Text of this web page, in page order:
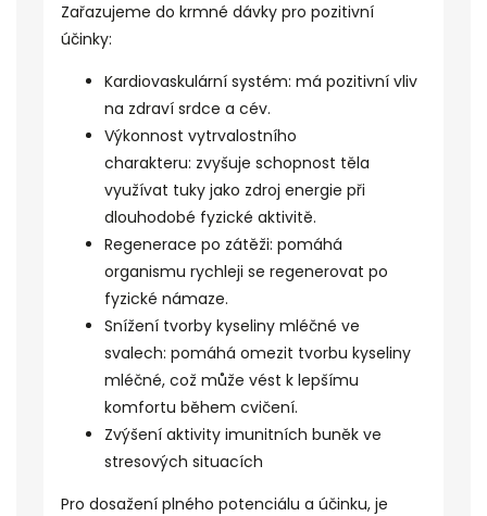
Zařazujeme do krmné dávky pro pozitivní
účinky:
Kardiovaskulární systém: má pozitivní vliv
na zdraví srdce a cév.
Výkonnost vytrvalostního
charakteru: zvyšuje schopnost těla
využívat tuky jako zdroj energie při
dlouhodobé fyzické aktivitě.
Regenerace po zátěži: pomáhá
organismu rychleji se regenerovat po
fyzické námaze.
Snížení tvorby kyseliny mléčné ve
svalech: pomáhá omezit tvorbu kyseliny
mléčné, což může vést k lepšímu
komfortu během cvičení.
Zvýšení aktivity imunitních buněk ve
stresových situacích
Pro dosažení plného potenciálu a účinku, je